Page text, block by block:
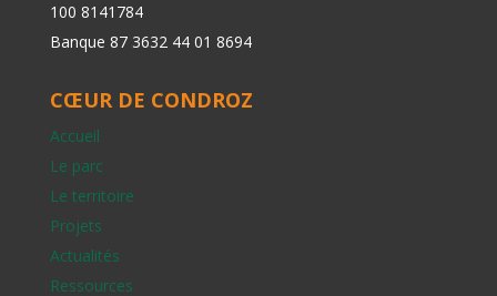
100 8141784
Banque 87 3632 44 01 8694
CŒUR DE CONDROZ
Accueil
Le parc
Le territoire
Projets
Actualités
Ressources